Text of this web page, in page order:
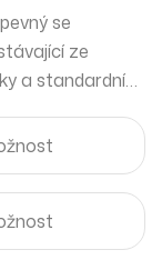
se
ze
a standardní